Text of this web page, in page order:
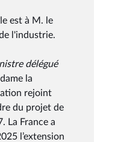
est à M. le
l'industrie.
délégué
la
rejoint
du projet de
La France a
l’extension